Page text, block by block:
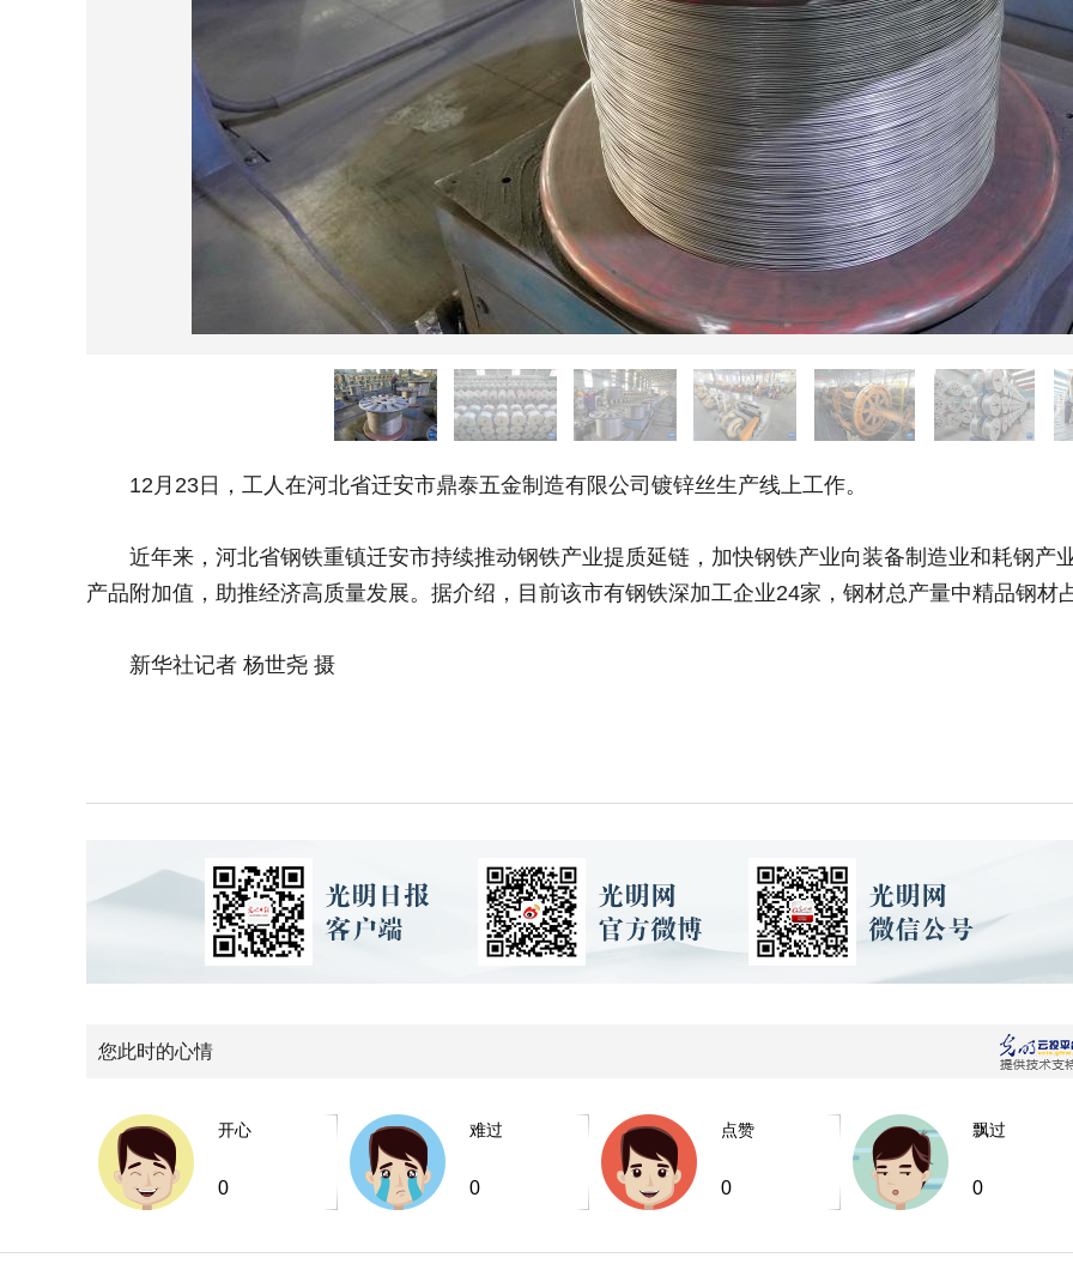
12月23日，工人在河北省迁安市鼎泰五金制造有限公司镀锌丝生产线上工作。
近年来，河北省钢铁重镇迁安市持续推动钢铁产业提质延链，加快钢铁产业向装备制造业和耗钢产
产品附加值，助推经济高质量发展。据介绍，目前该市有钢铁深加工企业24家，钢材总产量中精品钢材
新华社记者 杨世尧 摄
您此时的心情
开心
0
难过
0
点赞
0
飘过
0